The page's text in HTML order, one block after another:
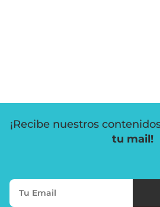
¡Recibe nuestros
tu mail!